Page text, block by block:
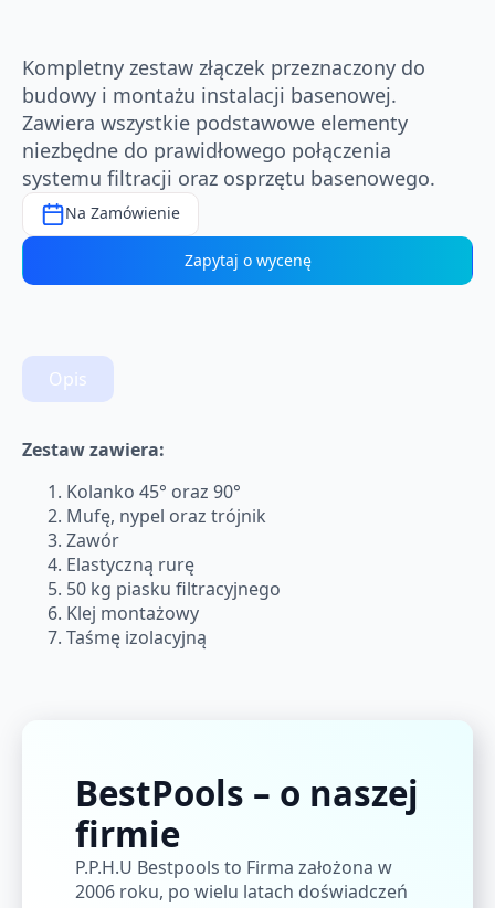
Kompletny zestaw złączek przeznaczony do
budowy i montażu instalacji basenowej.
Zawiera wszystkie podstawowe elementy
niezbędne do prawidłowego połączenia
systemu filtracji oraz osprzętu basenowego.
Na Zamówienie
Zapytaj o wycenę
Opis
Zestaw zawiera:
Kolanko 45° oraz 90°
Mufę, nypel oraz trójnik
Zawór
Elastyczną rurę
50 kg piasku filtracyjnego
Klej montażowy
Taśmę izolacyjną
BestPools – o naszej
firmie
P.P.H.U Bestpools to Firma założona w
2006 roku, po wielu latach doświadczeń